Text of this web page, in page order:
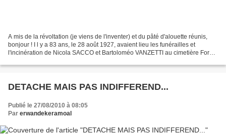
A mis de la révoltation (je viens de l'inventer) et du pâté d'alouette réunis,
bonjour ! I l y a 83 ans, le 28 août 1927, avaient lieu les funérailles et
l'incinération de Nicola SACCO et Bartoloméo VANZETTI au cimetière Forest
DETACHE MAIS PAS INDIFFEREND...
Publié le 27/08/2010 à 08:05
Par erwandekeramoal